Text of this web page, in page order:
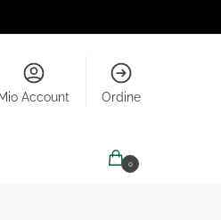
Mio Account Ordine
0